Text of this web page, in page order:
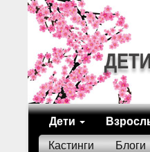
Дети
Кастинги Блоги